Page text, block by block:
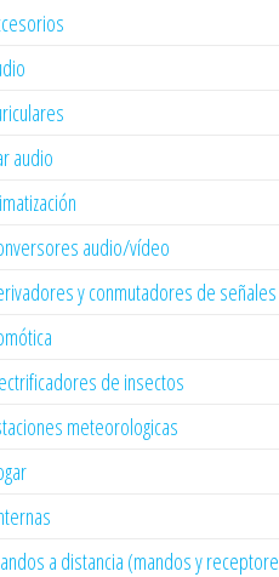
audio
audio/vídeo
y conmutadores de
de insectos
meteorologicas
a distancia (mandos y